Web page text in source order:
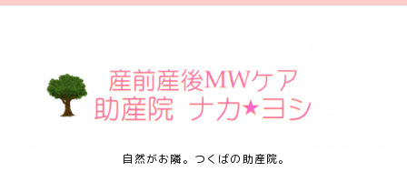
自然がお隣。つくばの助産院。